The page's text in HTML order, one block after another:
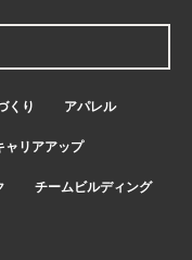
くり アパレル
ャリアアップ
チームビルディング